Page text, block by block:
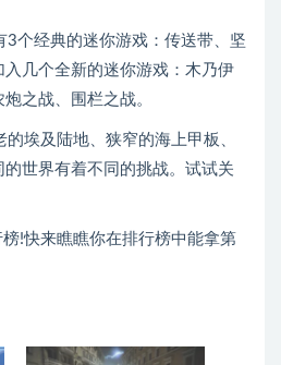
3个经典的迷你游戏：传送带、坚
几个全新的迷你游戏：木乃伊
之战、围栏之战。
埃及陆地、狭窄的海上甲板、
世界有着不同的挑战。试试关
!快来瞧瞧你在排行榜中能拿第